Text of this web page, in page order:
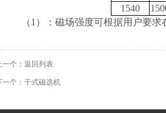
1540
（1）
：磁场强度可根据用户要求
一个： 返回列表
一个： 干式磁选机